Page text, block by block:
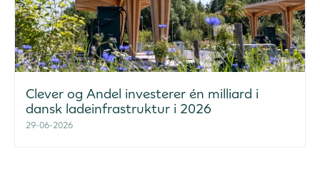
Clever og Andel investerer én milliard i
dansk ladeinfrastruktur i 2026
29-06-2026